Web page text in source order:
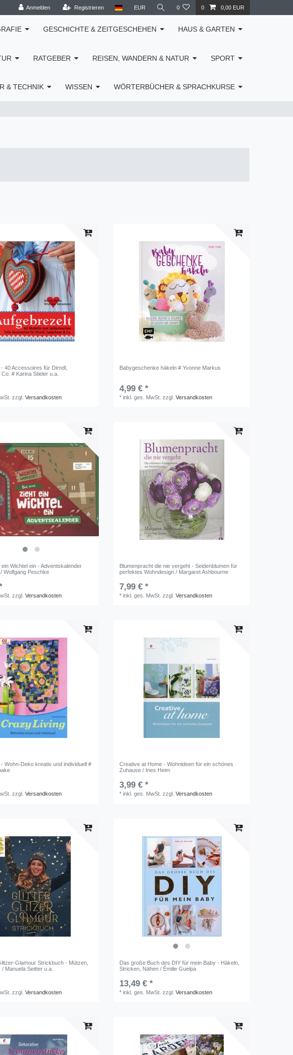
Anmelden Registrieren EUR 0 0 0,00 EUR
GESCHICHTE & ZEITGESCHEHEN HAUS & GARTEN
RATGEBER REISEN, WANDERN & NATUR SPORT
& TECHNIK WISSEN WÖRTERBÜCHER & SPRACHKURSE
40 Accessoires für Dirndl,
# Karina Stieler u.a.
zzgl.Versandkosten
Babygeschenke häkeln # Yvonne Markus
4,99 € *
*inkl. ges. MwSt. zzgl.Versandkosten
ein Wichtel ein - Adventskalender
Wolfgang Peschke
zzgl.Versandkosten
Blumenpracht die nie vergeht - Seidenblumen für
perfektes Wohndesign / Margaret Ashbourne
7,99 € *
*inkl. ges. MwSt. zzgl.Versandkosten
Wohn-Deko kreativ und individuell #
zzgl.Versandkosten
Creative at Home - Wohnideen für ein schönes
Zuhause / Ines Heim
3,99 € *
*inkl. ges. MwSt. zzgl.Versandkosten
Glamour Strickbuch - Mützen,
Manuela Seitter u.a.
zzgl.Versandkosten
Das große Buch des DIY für mein Baby - Häkeln,
Stricken, Nähen / Émilie Guelpa
13,49 € *
*inkl. ges. MwSt. zzgl.Versandkosten